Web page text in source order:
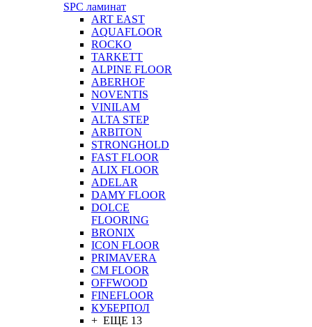
SPC ламинат
ART EAST
AQUAFLOOR
ROCKO
TARKETT
ALPINE FLOOR
ABERHOF
NOVENTIS
VINILAM
ALTA STEP
ARBITON
STRONGHOLD
FAST FLOOR
ALIX FLOOR
ADELAR
DAMY FLOOR
DOLCE
FLOORING
BRONIX
ICON FLOOR
PRIMAVERA
CM FLOOR
OFFWOOD
FINEFLOOR
КУБЕРПОЛ
+ ЕЩЕ 13